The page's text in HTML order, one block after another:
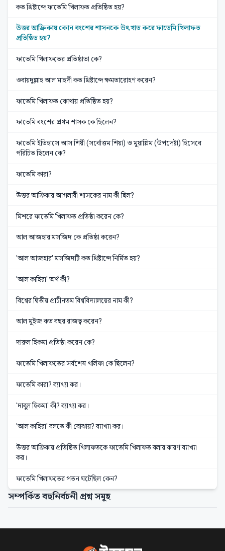
কত খ্রিষ্টাব্দে ফাতেমি খিলাফত প্রতিষ্ঠিত হয়?
উত্তর আফ্রিকায় কোন বংশের শাসনকে উৎখাত করে ফাতেমি খিলাফত
প্রতিষ্ঠিত হয়?
ফাতেমি খিলাফতের প্রতিষ্ঠাতা কে?
ওবায়দুল্লাহ আল মাহদী কত খ্রিষ্টাব্দে ক্ষমতারোহণ করেন?
ফাতেমি খিলাফত কোথায় প্রতিষ্ঠিত হয়?
ফাতেমি বংশের প্রথম শাসক কে ছিলেন?
ফাতেমি ইতিহাসে আস শিয়ী (সর্বোত্তম শিয়া) ও মুয়াল্লিম (উপদেষ্টা) হিসেবে
পরিচিত ছিলেন কে?
ফাতেমি কারা?
উত্তর আফ্রিকার আগলাবী শাসকের নাম কী ছিল?
মিশরে ফাতেমি খিলাফত প্রতিষ্ঠা করেন কে?
আল আজহার মসজিদ কে প্রতিষ্ঠা করেন?
'আল আজহার' মসজিদটি কত খ্রিষ্টাব্দে নির্মিত হয়?
'আল কাহিরা' অর্থ কী?
বিশ্বের দ্বিতীয় প্রাচীনতম বিশ্ববিদ্যালয়ের নাম কী?
আল মুইজ কত বছর রাজত্ব করেন?
দারুল হিকমা প্রতিষ্ঠা করেন কে?
ফাতেমি খিলাফতের সর্বশেষ খলিফা কে ছিলেন?
ফাতেমি কারা? ব্যাখ্যা কর।
'দাবুল হিকমা' কী? ব্যাখ্যা কর।
'আল কাহিরা' বলতে কী বোঝায়? ব্যাখ্যা কর।
উত্তর আফ্রিকায় প্রতিষ্ঠিত খিলাফতকে ফাতেমি খিলাফত বলার কারণ ব্যাখ্যা
কর।
ফাতেমি খিলাফতের পতন ঘটেছিল কেন?
সম্পর্কিত বহুনির্বচনী প্রশ্ন সমূহ